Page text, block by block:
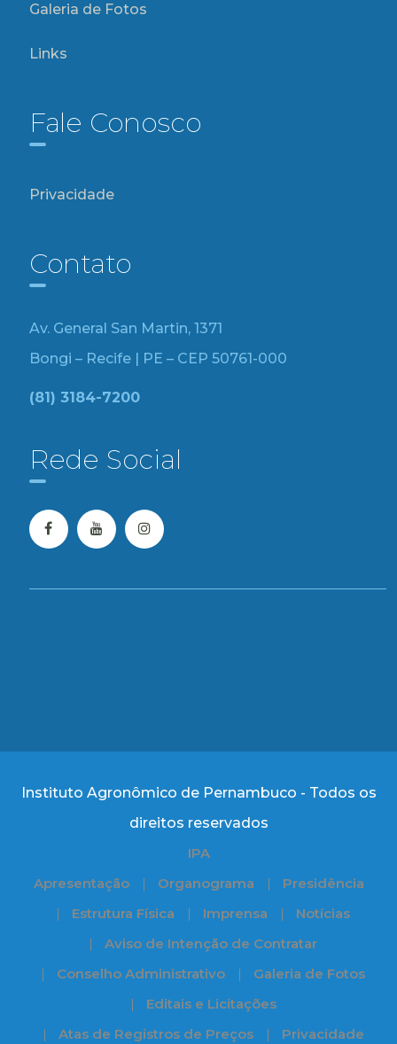
Galeria de Fotos
Links
Fale Conosco
Privacidade
Contato
Av. General San Martin, 1371
Bongi – Recife | PE – CEP 50761-000
(81) 3184-7200
Rede Social
Instituto Agronômico de Pernambuco - Todos os
direitos reservados
IPA
Apresentação
Organograma
Presidência
Estrutura Física
Imprensa
Notícias
Aviso de Intenção de Contratar
Conselho Administrativo
Galeria de Fotos
Editais e Licitações
Atas de Registros de Preços
Privacidade